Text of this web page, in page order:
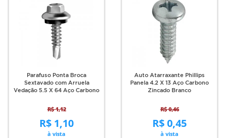
Parafuso Ponta Broca
Sextavado com Arruela
Vedação 5.5 X 64 Aço Carbono
R$ 1,12
R$ 1,10
à vista
Auto Atarraxante Phillips
Panela 4.2 X 13 Aço Carbono
Zincado Branco
R$ 0,46
R$ 0,45
à vista